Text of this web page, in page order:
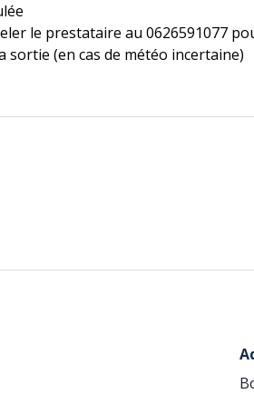
le prestataire au 0626591077
sortie (en cas de météo incertaine)